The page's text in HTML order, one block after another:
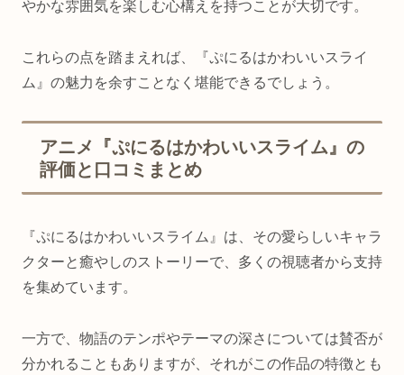
やかな雰囲気を楽しむ心構えを持つことが大切です。
これらの点を踏まえれば、『ぷにるはかわいいスライ
ム』の魅力を余すことなく堪能できるでしょう。
アニメ『ぷにるはかわいいスライム』の
評価と口コミまとめ
『ぷにるはかわいいスライム』は、その愛らしいキャラ
クターと癒やしのストーリーで、多くの視聴者から支持
を集めています。
一方で、物語のテンポやテーマの深さについては賛否が
分かれることもありますが、それがこの作品の特徴とも